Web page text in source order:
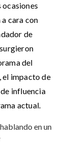
cara con
de
del
el impacto de
influencia
actual.
en un